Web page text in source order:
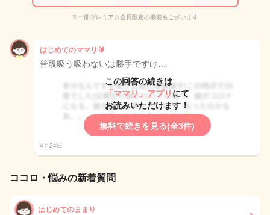
※一部プレミアム会員限定の機能もございます
はじめてのママリ🔰
普段吸う吸わないは勝手ですけ…
この回答の続きは
「ママリ」アプリ にて
お読みいただけます！
無料で続きを見る(全3件)
4月24日
ココロ・悩みの新着質問
はじめてのままり